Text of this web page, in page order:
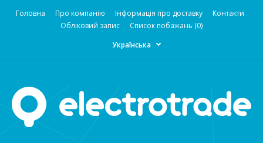
Головна Про компанію Інформація про доставку
Контакти
Обліковий запис
Список побажань (0)
Українська